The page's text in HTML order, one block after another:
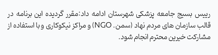
رییس بسیج جامعه پزشکی شهرستان ادامه داد:مقرر گردیده این برنامه در
قالب سازمان های مردم نهاد(سمن. NGO)
و مراکز نیکوکاری و با استفاده از
مشارکت خیرین محترم انجام شود.